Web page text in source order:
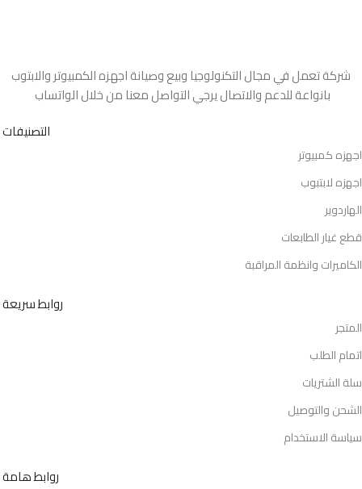
شركة تعمل في مجال التكنولوجيا وبيع وصيانة اجهزه الكمبيوتر والابتوب
بانواعة للدعم والاتصال يرجي التواصل معنا من خلال الواتساب
التصنيفات
اجهزه كمبيوتر
اجهزه لابتبوب
الهاردوير
قطع غيار الطابعات
الكاميرات وانظمة المراقبة
روابط سريعة
المتجر
اتمام الطلب
سلة الشتريات
الشحن والتوصيل
سياسة الاستخدام
روابط هامة